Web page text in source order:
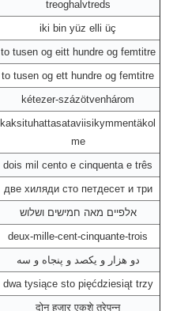
treoghalvtreds
iki bin yüz elli üç
to tusen og eitt hundre og femtitre
to tusen og ett hundre og femtitre
kétezer-százötvenhárom
kaksituhattasataviisikymmentäkol
me
dois mil cento e cinquenta e três
две хиляди сто петдесет и три
אלפיים מאה חמישים ושלוש
deux-mille-cent-cinquante-trois
دو هزار و یکصد و پنجاه و سه
dwa tysiące sto pięćdziesiąt trzy
दोन हजार एकशे त्रेपन्न